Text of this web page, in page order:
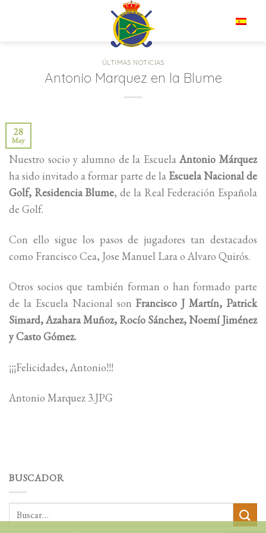
ÚLTIMAS NOTICIAS
Antonio Marquez en la Blume
28
May
Nuestro socio y alumno de la EscuelaAntonio Márquez
ha sido invitado a formar parte de la Escuela Nacional de
Golf, Residencia Blume, de la Real Federación Española
de Golf.
Con ello sigue los pasos de jugadores tan destacados
como Francisco Cea, Jose Manuel Lara o Alvaro Quirós.
Otros socios que también forman o han formado parte
de la Escuela Nacional son Francisco J Martín, Patrick
Simard, Azahara Muñoz, Rocío Sánchez, Noemí Jiménez
y Casto Gómez.
¡¡¡Felicidades, Antonio!!!
Antonio Marquez 3.JPG
BUSCADOR